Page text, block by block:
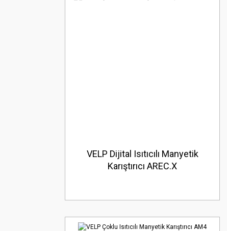
VELP Dijital Isıtıcılı Manyetik
Karıştırıcı AREC.X